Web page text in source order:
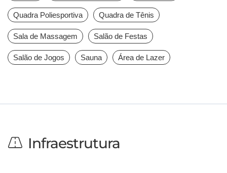
Quadra Poliesportiva Quadra de Tênis
Sala de Massagem Salão de Festas
Salão de Jogos Sauna Área de Lazer
Infraestrutura